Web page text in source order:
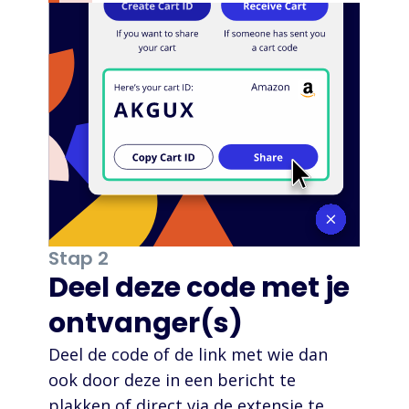
Stap 2
Deel deze code met je
ontvanger(s)
Deel de code of de link met wie dan
ook door deze in een bericht te